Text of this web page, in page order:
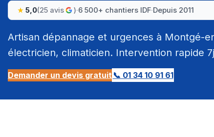
5,0(25 avis )·6 500+ chantiers IDF·Depuis 2011
Artisan dépannage et urgences à Montgé-
électricien, climaticien. Intervention rapide
Demander un devis gratuit 📞 01 34 10 91 61